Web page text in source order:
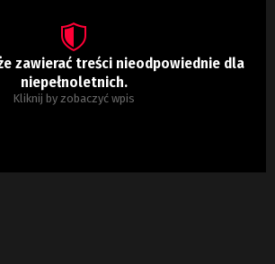
zawierać treści nieodpowiednie dla
niepełnoletnich.
Kliknij by zobaczyć wpis